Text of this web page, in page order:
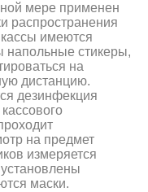
мере применен
распространения
имеются
стикеры,
на
дистанцию.
дезинфекция
на предмет
измеряется
маски.